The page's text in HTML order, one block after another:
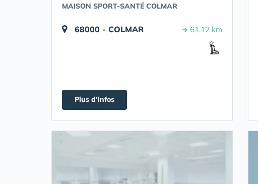
MAISON SPORT-SANTÉ COLMAR
68000 - COLMAR ➔ 61.12 km
Plus d'infos